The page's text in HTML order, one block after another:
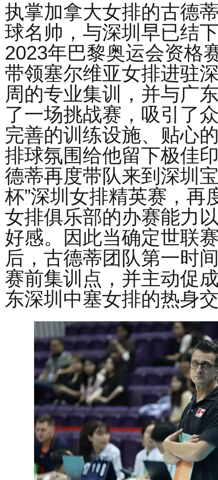
执掌加拿大女排的古德
球名帅，与深圳早已结
2023年巴黎奥运会资格
带领塞尔维亚女排进驻
周的专业集训，并与广
了一场挑战赛，吸引了
完善的训练设施、贴心
排球氛围给他留下极佳
德蒂再度带队来到深圳
杯”深圳女排精英赛，再
女排俱乐部的办赛能力
好感。因此当确定世联
后，古德蒂团队第一时
赛前集训点，并主动促
东深圳中塞女排的热身